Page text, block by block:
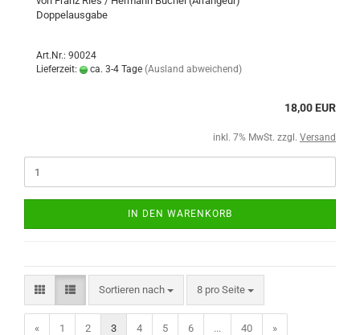
Doppelausgabe
Art.Nr.: 90024
Lieferzeit:
ca. 3-4 Tage (Ausland abweichend)
18,00 EUR
inkl. 7% MwSt. zzgl. Versand
IN DEN WARENKORB
Sortieren nach 8 pro Seite
« 1 2 3 4 5 6 ... 40 »